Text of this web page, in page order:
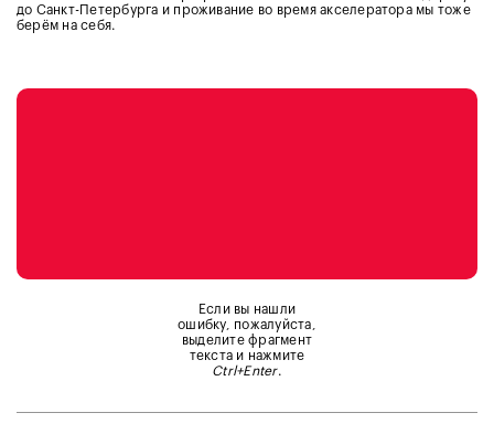
до Санкт-Петербурга и проживание во время акселератора мы тоже
берём на себя.
Если вы нашли
ошибку, пожалуйста,
выделите фрагмент
текста и нажмите
Ctrl+Enter.